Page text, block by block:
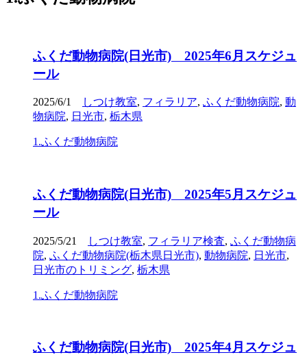
ふくだ動物病院(日光市) 2025年6月スケジュ
ール
2025/6/1 しつけ教室, フィラリア, ふくだ動物病院, 動
物病院, 日光市, 栃木県
1.ふくだ動物病院
ふくだ動物病院(日光市) 2025年5月スケジュ
ール
2025/5/21 しつけ教室, フィラリア検査, ふくだ動物病
院, ふくだ動物病院(栃木県日光市), 動物病院, 日光市,
日光市のトリミング, 栃木県
1.ふくだ動物病院
ふくだ動物病院(日光市) 2025年4月スケジュ